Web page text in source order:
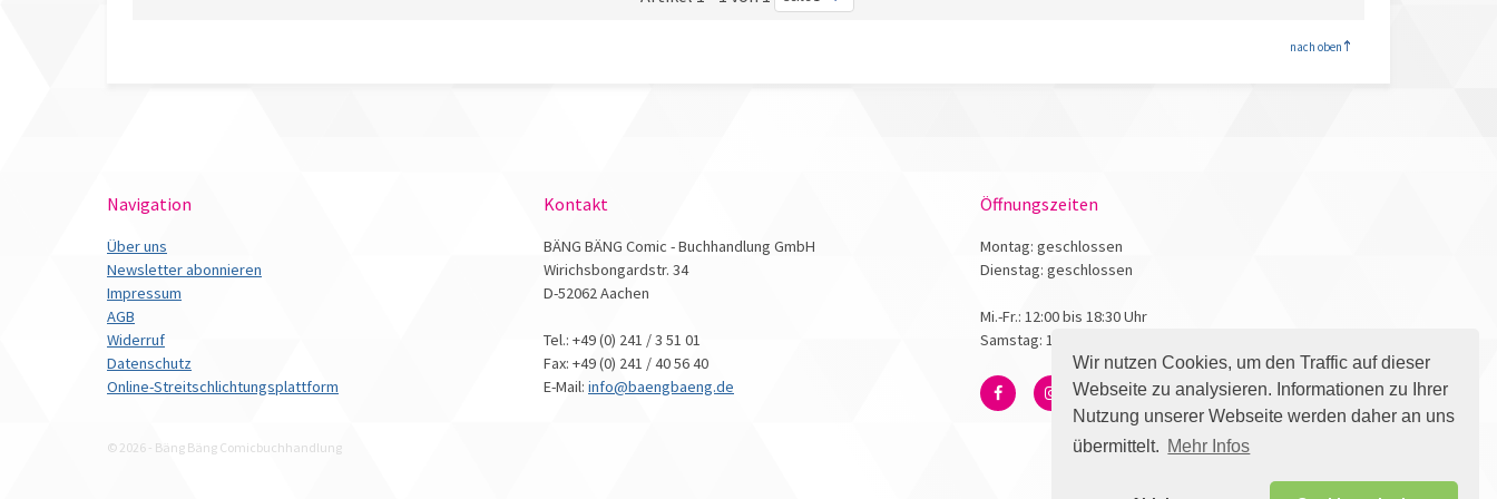
Wir nutzen Cookies, um den Traffic auf dieser
Webseite zu analysieren. Informationen zu Ihrer
Nutzung unserer Webseite werden daher an uns
übermittelt. Mehr Infos
nach oben
Navigation
Über uns
Newsletter abonnieren
Impressum
AGB
Widerruf
Datenschutz
Online-Streitschlichtungsplattform
Kontakt
BÄNG BÄNG Comic - Buchhandlung GmbH
Wirichsbongardstr. 34
D-52062 Aachen
Tel.: +49 (0) 241 / 3 51 01
Fax: +49 (0) 241 / 40 56 40
E-Mail: info@baengbaeng.de
Öffnungszeiten
Montag: geschlossen
Dienstag: geschlossen
Mi.-Fr.: 12:00 bis 18:30 Uhr
Samstag: 10:00 bis 17:00 Uhr
© 2026 - Bäng Bäng Comicbuchhandlung